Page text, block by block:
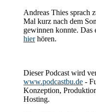
Andreas Thies sprach
Mal kurz nach dem
gewinnen konnte. Das
hierhören.
Dieser Podcast wird
www.podcastbu.de -
Konzeption,
Hosting.